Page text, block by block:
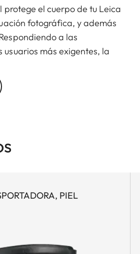
protege el cuerpo de tu Leica
fotográfica, y además
a las
usuarios más exigentes, la
Cubre lo que es esencial.
lo es. Protege, pero no
PIEL